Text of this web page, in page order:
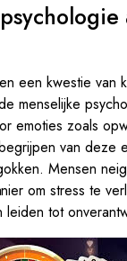
een kwestie van
menselijke
emoties zoals
van deze
Mensen
om stress te
leiden tot